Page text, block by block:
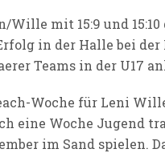
Wille mit 15:9 und
in der Halle bei
Teams in der U17
Woche für Leni
eine Woche Jugend
im Sand spielen.